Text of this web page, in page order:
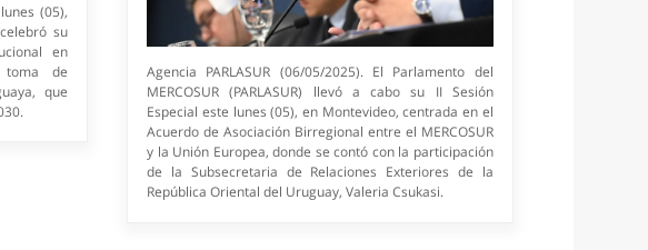
(05),
su
en
toma de
que
Agencia PARLASUR (06/05/2025). El Parlamento del
MERCOSUR (PARLASUR) llevó a cabo su II Sesión
Especial este lunes (05), en Montevideo, centrada en el
Acuerdo de Asociación Birregional entre el MERCOSUR
y la Unión Europea, donde se contó con la participación
de la Subsecretaria de Relaciones Exteriores de la
República Oriental del Uruguay, Valeria Csukasi.